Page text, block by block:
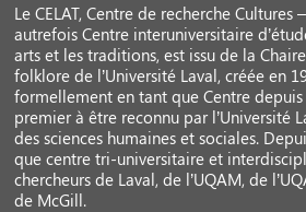
Le CELAT, Centre de recherche Cultures
autrefois Centre interuniversitaire
arts et les traditions, est issu de la
folklore de l’Université Laval, créée en
formellement en tant que Centre
premier à être reconnu par l’Université
des sciences humaines et sociales.
que centre tri-universitaire et
chercheurs de Laval, de l’UQAM, de
de McGill.